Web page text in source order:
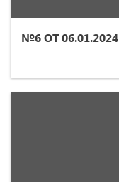
№6 ОТ 06.01.2024